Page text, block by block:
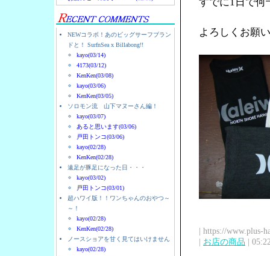
NEWコラボ！あのビッグサーフブラン
ドと！ SurfnSea x Billabong!!
kayo(03/14)
4173(03/12)
KenKen(03/08)
kayo(03/06)
KenKen(03/05)
ソロモン流 山下マヌーさん編！
kayo(03/07)
あると思います(03/06)
戸田トンコ(03/06)
kayo(02/28)
KenKen(02/28)
遠足が豚足になった日・・・
kayo(03/02)
戸田トンコ(03/01)
超ハワイ版！！ワンちゃんのおやつ～
～！
kayo(02/28)
KenKen(02/28)
ノースショアを甘く見てはいけません
kayo(02/28)
よろしくお願
| https://www.plus-
| お店の商品 |